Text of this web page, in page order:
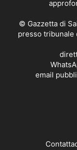
© Gazzetta di
presso tribunale
email